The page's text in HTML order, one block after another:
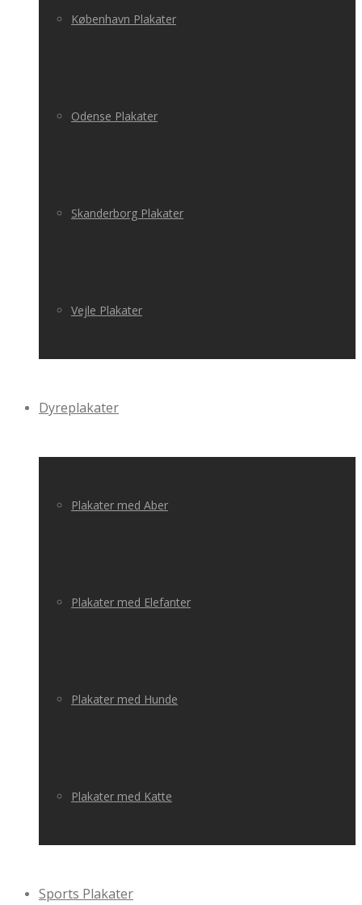
København Plakater
Odense Plakater
Skanderborg Plakater
Vejle Plakater
Dyreplakater
Plakater med Aber
Plakater med Elefanter
Plakater med Hunde
Plakater med Katte
Sports Plakater